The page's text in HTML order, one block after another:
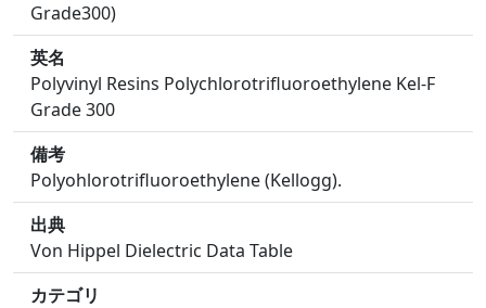
Grade300)
英名
Polyvinyl Resins Polychlorotrifluoroethylene Kel-F
Grade 300
備考
Polyohlorotrifluoroethylene (Kellogg).
出典
Von Hippel Dielectric Data Table
カテゴリ